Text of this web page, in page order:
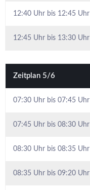
12:40 Uhr bis 12:45 Uhr
12:45 Uhr bis 13:30 Uhr
Zeitplan 5/6
07:30 Uhr bis 07:45 Uhr
07:45 Uhr bis 08:30 Uhr
08:30 Uhr bis 08:35 Uhr
08:35 Uhr bis 09:20 Uhr